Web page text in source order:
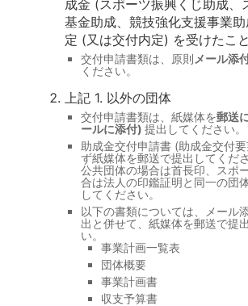
成金 (スポーツ振興くじ助成、
基金助成、競技強化支援事業
定 (又は交付内定) を受けたこ
交付申請書類は、原則 メール添
ください。
上記 1. 以外の団体
交付申請書類は、紙媒体を郵送
ールに添付) 提出してください。
助成金交付申請書 (助成金交付
ず紙媒体を郵送で提出してくだ
公共団体の場合は首長印、スポ
合は法人の印鑑証明と同一の団
してください。
以下の書類については、メール
出と併せて、紙媒体を郵送で提
い。
事業計画一覧表
団体概要
事業計画書
収支予算書